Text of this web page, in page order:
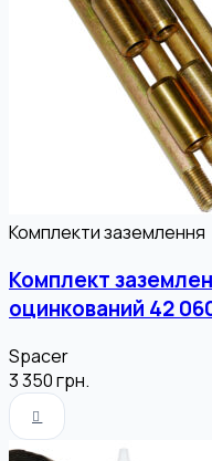
Комплекти заземлення
Комплект
оцинкований 42
Spacer
3 350грн.